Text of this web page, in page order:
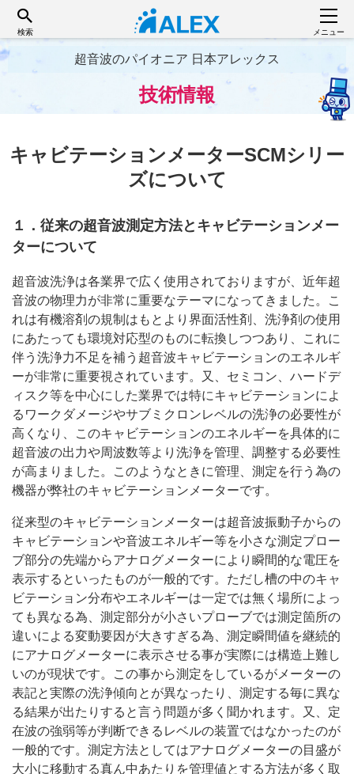
検索 メニュー
超音波のパイオニア 日本アレックス
技術情報
キャビテーションメーターSCMシリー
ズについて
１．従来の超音波測定方法とキャビテーションメー
ターについて
超音波洗浄は各業界で広く使用されておりますが、近年超
音波の物理力が非常に重要なテーマになってきました。こ
れは有機溶剤の規制はもとより界面活性剤、洗浄剤の使用
にあたっても環境対応型のものに転換しつつあり、これに
伴う洗浄力不足を補う超音波キャビテーションのエネルギ
ーが非常に重要視されています。又、セミコン、ハードデ
ィスク等を中心にした業界では特にキャビテーションによ
るワークダメージやサブミクロンレベルの洗浄の必要性が
高くなり、このキャビテーションのエネルギーを具体的に
超音波の出力や周波数等より洗浄を管理、調整する必要性
が高まりました。このようなときに管理、測定を行う為の
機器が弊社のキャビテーションメーターです。
従来型のキャビテーションメーターは超音波振動子からの
キャビテーションや音波エネルギー等を小さな測定プロー
ブ部分の先端からアナログメーターにより瞬間的な電圧を
表示するといったものが一般的です。ただし槽の中のキャ
ビテーション分布やエネルギーは一定では無く場所によっ
ても異なる為、測定部分が小さいプローブでは測定箇所の
違いによる変動要因が大きすぎる為、測定瞬間値を継続的
にアナログメーターに表示させる事が実際には構造上難し
いのが現状です。この事から測定をしているがメーターの
表記と実際の洗浄傾向とが異なったり、測定する毎に異な
る結果が出たりすると言う問題が多く聞かれます。又、定
在波の強弱等が判断できるレベルの装置ではなかったのが
一般的です。測定方法としてはアナログメーターの目盛が
大小に移動する真ん中あたりを管理値とする方法が多く取